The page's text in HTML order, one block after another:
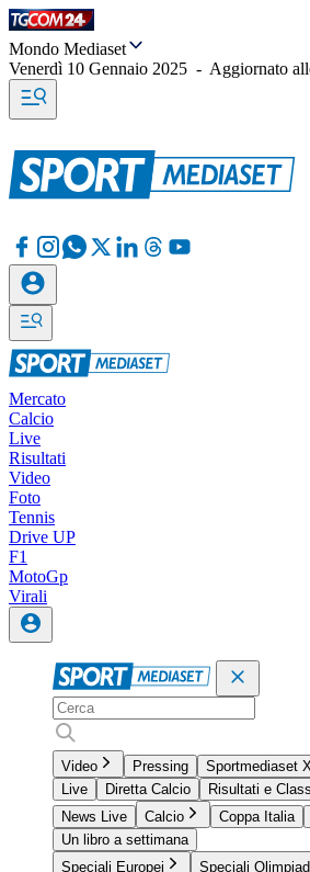
Mondo Mediaset
Venerdì 10 Gennaio 2025 - Aggiornato
Mercato
Calcio
Live
Risultati
Video
Foto
Tennis
Drive UP
F1
MotoGp
Virali
Video Pressing Sportmediaset
Live
Diretta Calcio
Risultati e
News Live
Calcio Coppa Italia
Un libro a settimana
Speciali Europei
Speciali